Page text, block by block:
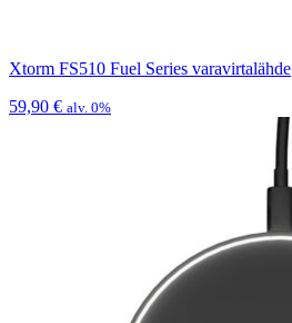
Xtorm FS510 Fuel Series varavirtalähde
59,90 € alv. 0%